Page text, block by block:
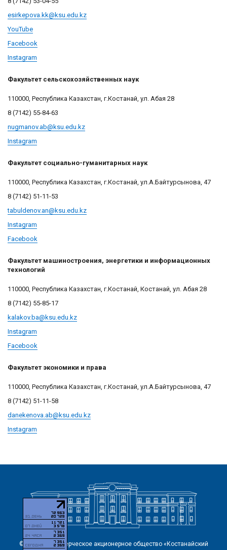
esirkepova.kk@ksu.edu.kz
YouTube
Facebook
Instagram
Факультет сельскохозяйственных наук
110000, Республика Казахстан, г.Костанай, ул. Абая 28
8 (7142) 55-84-63
nugmanov.ab@ksu.edu.kz
Instagram
Факультет социально-гуманитарных наук
110000, Республика Казахстан, г.Костанай, ул.А.Байтурсынова, 47
8 (7142) 51-11-53
tabuldenov.an@ksu.edu.kz
Instagram
Facebook
Факультет машиностроения, энергетики и информационных
технологий
110000, Республика Казахстан, г.Костанай, Костанай, ул. Абая 28
8 (7142) 55-85-17
kalakov.ba@ksu.edu.kz
Instagram
Facebook
Факультет экономики и права
110000, Республика Казахстан, г.Костанай, ул.А.Байтурсынова, 47
8 (7142) 51-11-58
danekenova.ab@ksu.edu.kz
Instagram
© 2026 Некоммерческое акционерное общество «Костанайский